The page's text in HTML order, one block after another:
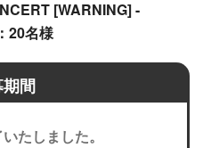
[WARNING] -
20名様
間
たしました。